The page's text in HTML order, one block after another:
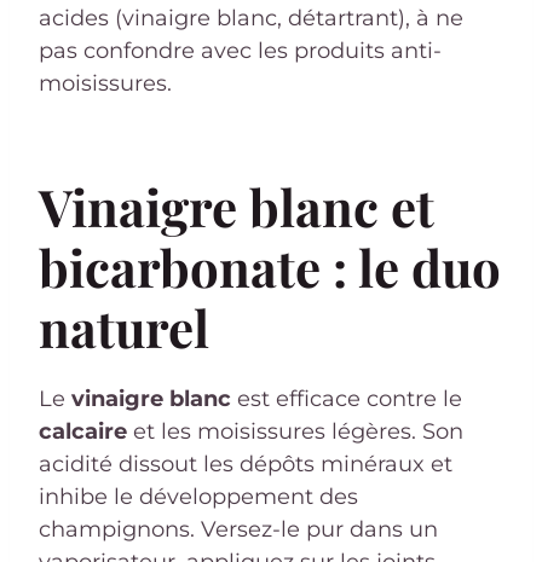
acides (vinaigre blanc, détartrant), à ne
pas confondre avec les produits anti-
moisissures.
Vinaigre blanc et
bicarbonate : le duo
naturel
Le vinaigre blanc est efficace contre le
calcaire et les moisissures légères. Son
acidité dissout les dépôts minéraux et
inhibe le développement des
champignons. Versez-le pur dans un